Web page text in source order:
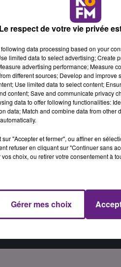
de la coupe de France
de saison en championnat et
matchs importants au
de France. Les Dijonnais
face à Avallon, équipe
que vous avez
en cliquant sur le bouton ci-
Le respect de votre vie privée
data processing based on your
limited data to select advertising; Create
advertising performance; Measure
different sources; Develop and
Use limited data to select content;
content; Save and communicate privacy
data to offer following functionalities:
data; Match and combine data from other
"Accepter et fermer", ou affiner en
refuser en cliquant sur "Continuer sans
choix, ou retirer votre consentement à
Gérer mes choix